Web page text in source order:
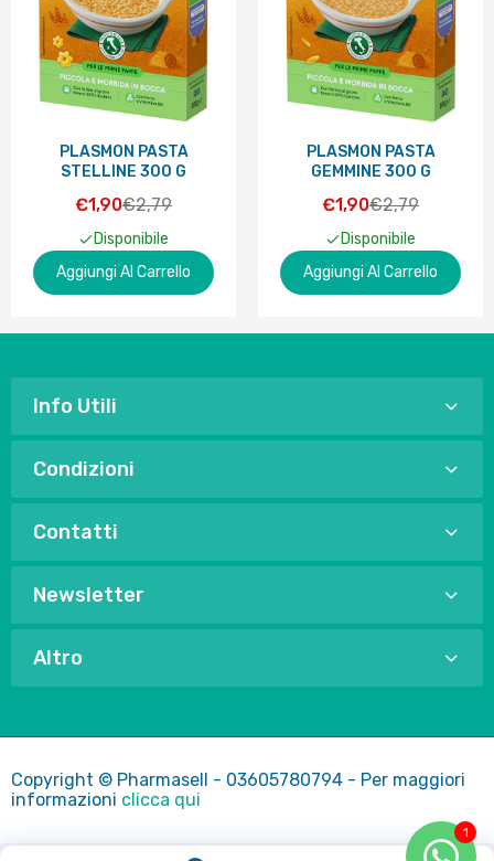
PLASMON PASTA
STELLINE 300 G
€1,90€2,79
Disponibile
Aggiungi Al Carrello
PLASMON PASTA
GEMMINE 300 G
€1,90€2,79
Disponibile
Aggiungi Al Carrello
Info Utili
Condizioni
Contatti
Newsletter
Altro
Copyright © Pharmasell - 03605780794 - Per maggiori
informazioni clicca qui